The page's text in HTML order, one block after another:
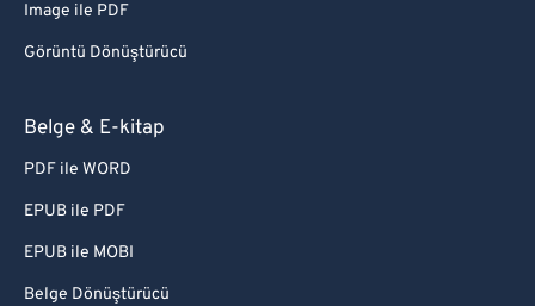
Image ile PDF
Görüntü Dönüştürücü
Belge & E-kitap
PDF ile WORD
EPUB ile PDF
EPUB ile MOBI
Belge Dönüştürücü